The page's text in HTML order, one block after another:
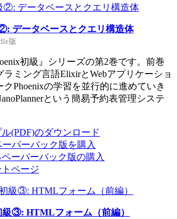
データベースとクエリ構造体
版
初級』シリーズの第2巻です。前巻
ミング言語ElixirとWebアプリケーショ
Phoenixの学習を並行的に進めていき
という簡易予約表管理システ
(PDF)のダウンロード
ーパーバック版を購入
ーパーバック版の購入
ページ
級③: HTMLフォーム（前編）